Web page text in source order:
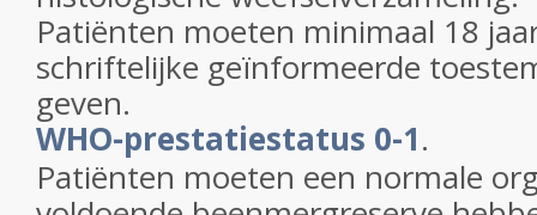
Patiënten moeten minimaal 18
schriftelijke geïnformeerde
geven.
WHO-prestatiestatus 0-1.
Patiënten moeten een normale